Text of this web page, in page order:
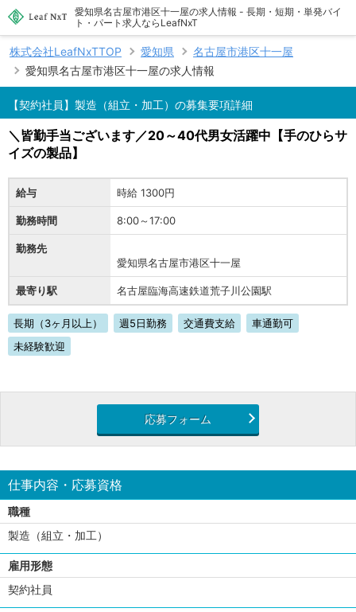
愛知県名古屋市港区十一屋の求人情報 - 長期・短期・単発バイ
ト・パート求人ならLeafNxT
株式会社LeafNxTTOP 愛知県
名古屋市港区十一屋
愛知県名古屋市港区十一屋の求人情報
【契約社員】製造（組立・加工）の募集要項詳細
＼皆勤手当ございます／20～40代男女活躍中【手のひらサ
イズの製品】
給与 時給 1300円
勤務時間 8:00～17:00
勤務先
愛知県名古屋市港区十一屋
最寄り駅 名古屋臨海高速鉄道荒子川公園駅
長期（3ヶ月以上） 週5日勤務 交通費支給
車通勤可
未経験歓迎
応募フォーム
仕事内容・応募資格
職種
製造（組立・加工）
雇用形態
契約社員